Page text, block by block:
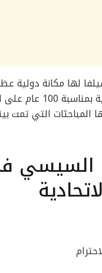
لها مكانة دولية
كله، وبشكر فخامة
التي تمت
السيسي